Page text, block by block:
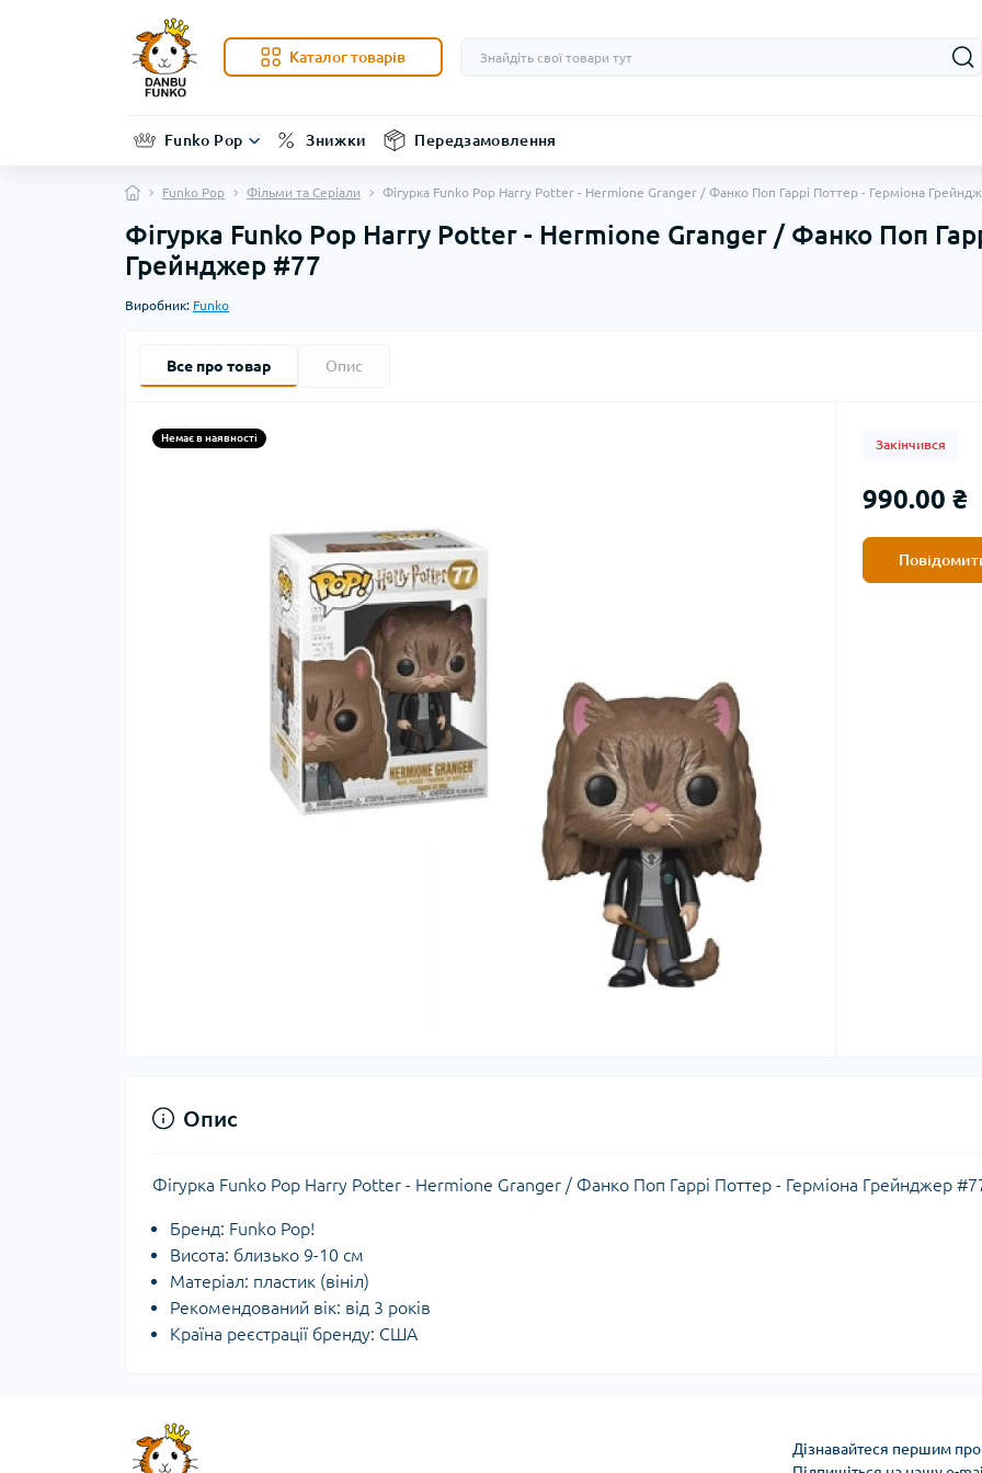
Каталог товарів
Funko Pop Знижки Передзамовлення
Funko Pop Фільми та Серіали Фігурка Funko Pop Harry Potter - Hermione Granger / Фанко Поп Гаррі Поттер - Герміона
Фігурка Funko Pop Harry Potter - Hermione Granger / Фанко Поп
Грейнджер #77
Виробник: Funko
Все про товар Опис
Немає в наявності Закінчився
990.00 ₴
Опис
Фігурка Funko Pop Harry Potter - Hermione Granger / Фанко Поп Гаррі Поттер - Герміона Грейнджер
Бренд: Funko Pop!
Висота: близько 9-10 см
Матеріал: пластик (вініл)
Рекомендований вік: від 3 років
Країна реєстрації бренду: США
Дізнавайтеся першим про